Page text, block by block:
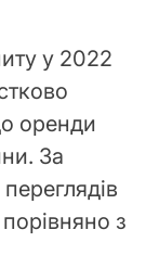
у 2022
оренди
За
з